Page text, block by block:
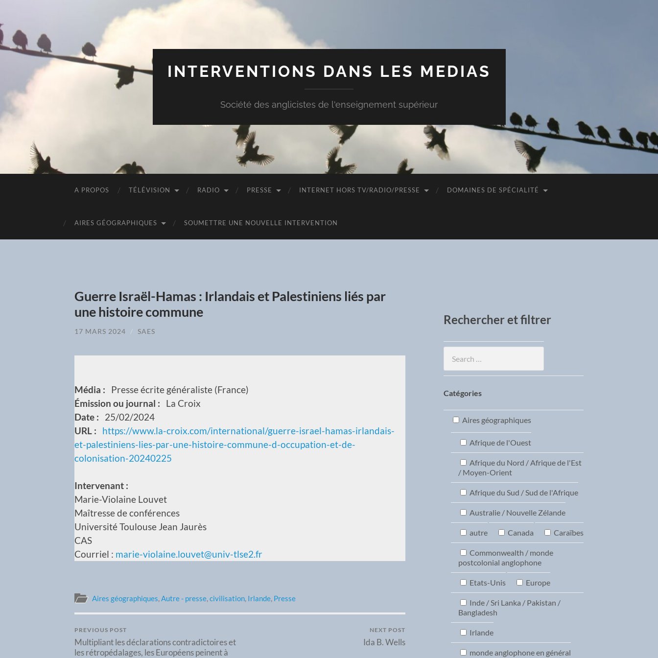
INTERVENTIONS DANS LES MEDIAS
Société des anglicistes de l'enseignement supérieur
A PROPOS TÉLÉVISION RADIO PRESSE INTERNET HORS TV/RADIO/PRESSE DOMAINES DE SPÉCIALITÉ
AIRES GÉOGRAPHIQUES SOUMETTRE UNE NOUVELLE INTERVENTION
Guerre Israël-Hamas : Irlandais et Palestiniens liés par
une histoire commune
17 MARS 2024 / SAES
Média :
Presse écrite généraliste (France)
Émission ou journal :
La Croix
Date :
25/02/2024
URL :
https://www.la-croix.com/international/guerre-israel-hamas-irlandais-
et-palestiniens-lies-par-une-histoire-commune-d-occupation-et-de-
colonisation-20240225
Intervenant :
Marie-Violaine Louvet
Maîtresse de conférences
Université Toulouse Jean Jaurès
CAS
Courriel : marie-violaine.louvet@univ-tlse2.fr
Aires géographiques, Autre - presse, civilisation, Irlande, Presse
PREVIOUS POST
Multipliant les déclarations contradictoires et
les rétropédalages, les Européens peinent à
NEXT POST
Ida B. Wells
Rechercher et filtrer
Catégories
Aires géographiques
Afrique de l'Ouest
Afrique du Nord / Afrique de l'Est
/ Moyen-Orient
Afrique du Sud / Sud de l'Afrique
Australie / Nouvelle Zélande
autre Canada Caraïbes
Commonwealth / monde
postcolonial anglophone
Etats-Unis Europe
Inde / Sri Lanka / Pakistan /
Bangladesh
Irlande
monde anglophone en général